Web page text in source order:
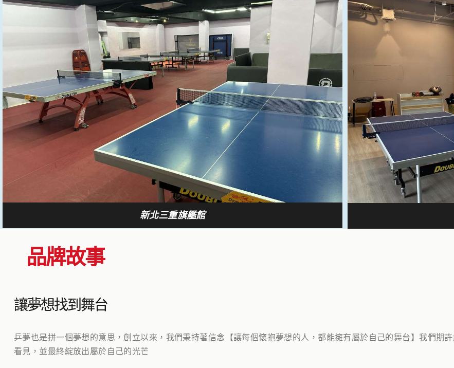
新北三重旗艦館
品牌故事
讓夢想找到舞台
乒夢也是拼一個夢想的意思，創立以來，我們秉持著信念【讓每個懷抱夢想的人，都能擁有屬於自己的舞台】我們期
看見，並最終綻放出屬於自己的光芒